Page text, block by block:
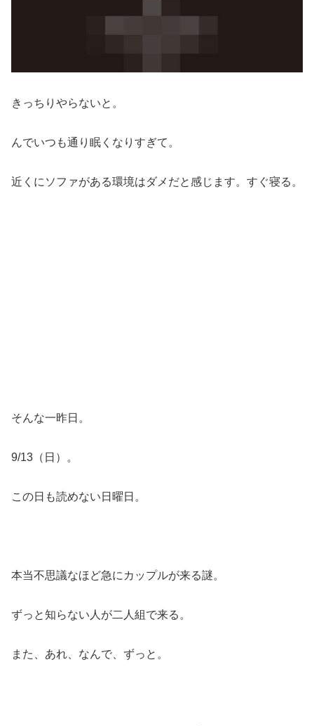
きっちりやらないと。
んでいつも通り眠くなりすぎて。
近くにソファがある環境はダメだと感じます。すぐ寝る。
そんな一昨日。
9/13（日）。
この日も読めない日曜日。
本当不思議なほど急にカップルが来る謎。
ずっと知らない人が二人組で来る。
また、あれ、なんで、ずっと。